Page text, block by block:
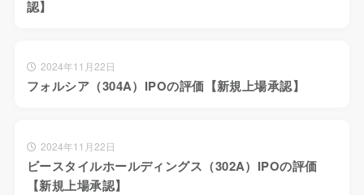
認】
2024年11月22日
フォルシア（304A）IPOの評価【新規上場承認】
2024年11月22日
ビースタイルホールディングス（302A）IPOの評価
【新規上場承認】